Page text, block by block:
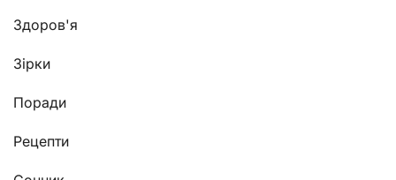
Здоров'я
Зірки
Поради
Рецепти